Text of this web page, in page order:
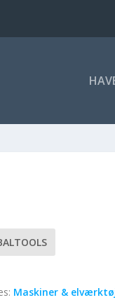
Maskiner &